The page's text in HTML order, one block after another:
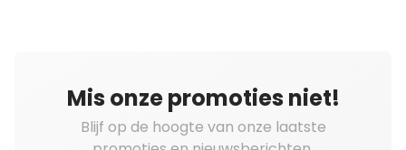
Mis onze promoties niet!
Blijf op de hoogte van onze laatste